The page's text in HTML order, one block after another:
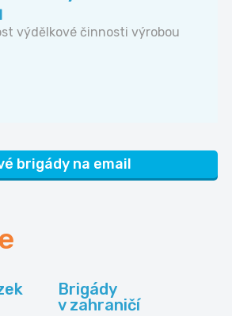
výdělkové činnosti výrobou
brigády na email
Brigády
v zahraničí